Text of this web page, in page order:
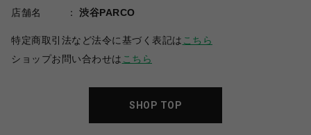
店舗名
渋谷PARCO
特定商取引法など法令に基づく表記は こちら
ショップお問い合わせは こちら
SHOP TOP